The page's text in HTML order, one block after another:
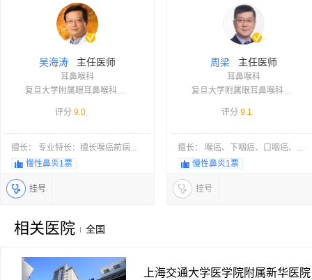
吴海涛 主任医师
耳鼻喉科
复旦大学附属眼耳鼻喉科医院
评分 9.0
擅长： 专业特长：擅长喉癌前病...
慢性鼻炎1票
挂号
周梁 主任医师
耳鼻喉科
复旦大学附属眼耳鼻喉科医院
评分 9.1
擅长： 喉癌、下咽癌、口咽癌、...
慢性鼻炎1票
挂号
相关医院 全国
上海交通大学医学院附属新华医院